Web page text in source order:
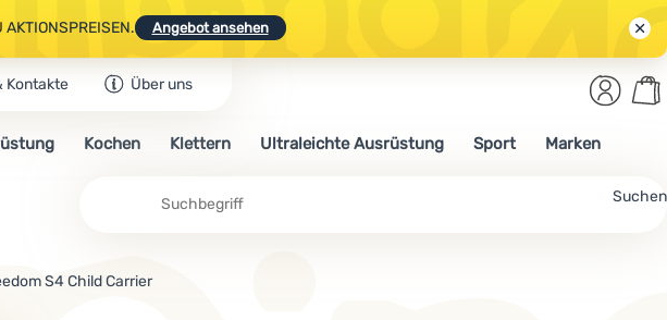
Angebot ansehen
CODE OUT10 NUTZEN.
AKTIONSPREISEN. Angebot ansehen
Kontakte Über uns
Suchen
Anmelden
Kochen Klettern Ultraleichte Ausrüstung Sport Marken
S4 Child Carrier